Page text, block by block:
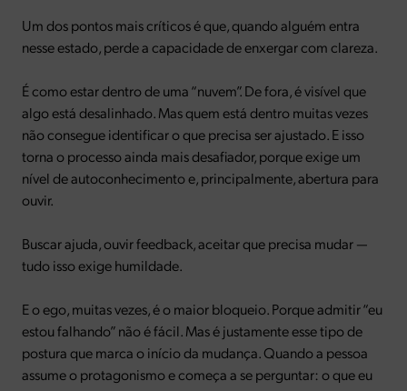
Um dos pontos mais críticos é que, quando alguém entra
nesse estado, perde a capacidade de enxergar com clareza.
É como estar dentro de uma “nuvem”. De fora, é visível que
algo está desalinhado. Mas quem está dentro muitas vezes
não consegue identificar o que precisa ser ajustado. E isso
torna o processo ainda mais desafiador, porque exige um
nível de autoconhecimento e, principalmente, abertura para
ouvir.
Buscar ajuda, ouvir feedback, aceitar que precisa mudar —
tudo isso exige humildade.
E o ego, muitas vezes, é o maior bloqueio. Porque admitir “eu
estou falhando” não é fácil. Mas é justamente esse tipo de
postura que marca o início da mudança. Quando a pessoa
assume o protagonismo e começa a se perguntar: o que eu